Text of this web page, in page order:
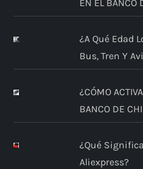
EN EL BANCO
¿A Qué Edad
Bus, Tren Y
¿CÓMO
BANCO DE
¿Qué
Aliexpress?